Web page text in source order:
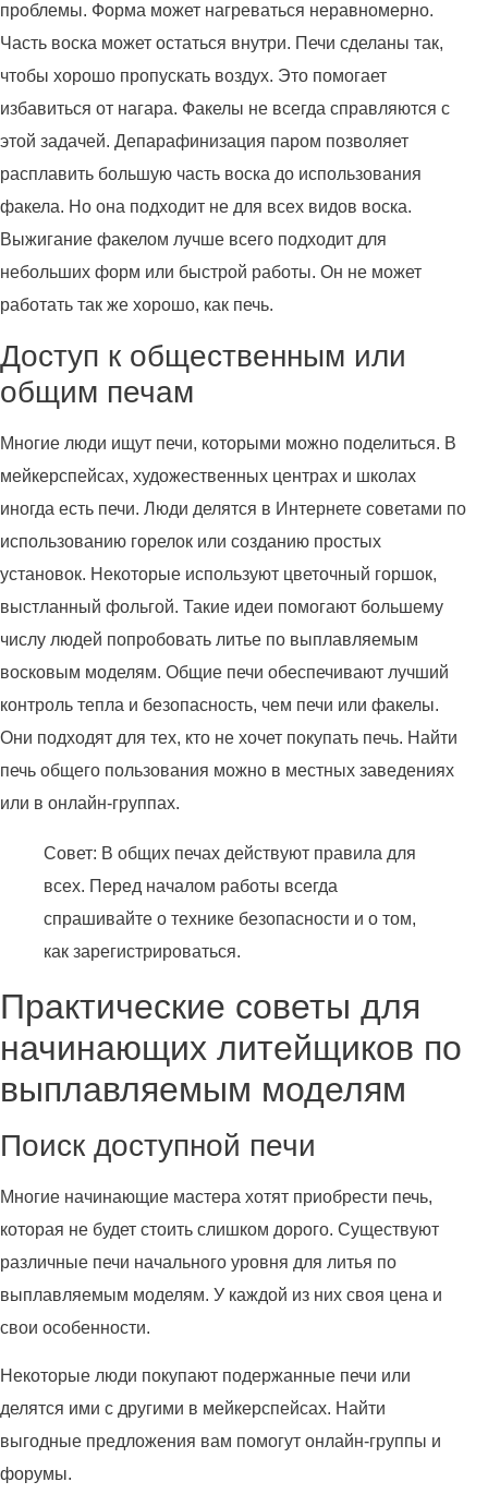
проблемы. Форма может нагреваться неравномерно.
Часть воска может остаться внутри. Печи сделаны так,
чтобы хорошо пропускать воздух. Это помогает
избавиться от нагара. Факелы не всегда справляются с
этой задачей. Депарафинизация паром позволяет
расплавить большую часть воска до использования
факела. Но она подходит не для всех видов воска.
Выжигание факелом лучше всего подходит для
небольших форм или быстрой работы. Он не может
работать так же хорошо, как печь.
Доступ к общественным или
общим печам
Многие люди ищут печи, которыми можно поделиться. В
мейкерспейсах, художественных центрах и школах
иногда есть печи. Люди делятся в Интернете советами по
использованию горелок или созданию простых
установок. Некоторые используют цветочный горшок,
выстланный фольгой. Такие идеи помогают большему
числу людей попробовать литье по выплавляемым
восковым моделям. Общие печи обеспечивают лучший
контроль тепла и безопасность, чем печи или факелы.
Они подходят для тех, кто не хочет покупать печь. Найти
печь общего пользования можно в местных заведениях
или в онлайн-группах.
Совет: В общих печах действуют правила для
всех. Перед началом работы всегда
спрашивайте о технике безопасности и о том,
как зарегистрироваться.
Практические советы для
начинающих литейщиков по
выплавляемым моделям
Поиск доступной печи
Многие начинающие мастера хотят приобрести печь,
которая не будет стоить слишком дорого. Существуют
различные печи начального уровня для литья по
выплавляемым моделям. У каждой из них своя цена и
свои особенности.
Некоторые люди покупают подержанные печи или
делятся ими с другими в мейкерспейсах. Найти
выгодные предложения вам помогут онлайн-группы и
форумы.